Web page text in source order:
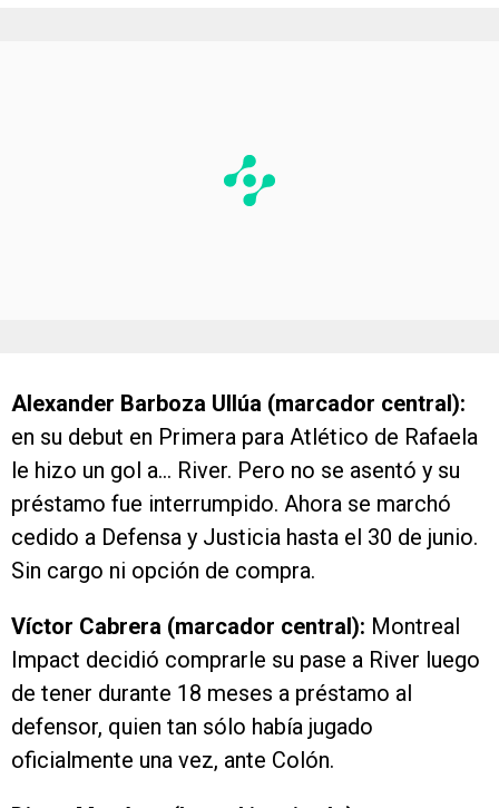
Alexander Barboza Ullúa (marcador central):
en su debut en Primera para Atlético de Rafaela
le hizo un gol a… River. Pero no se asentó y su
préstamo fue interrumpido. Ahora se marchó
cedido a Defensa y Justicia hasta el 30 de junio.
Sin cargo ni opción de compra.
Víctor Cabrera (marcador central): Montreal
Impact decidió comprarle su pase a River luego
de tener durante 18 meses a préstamo al
defensor, quien tan sólo había jugado
oficialmente una vez, ante Colón.